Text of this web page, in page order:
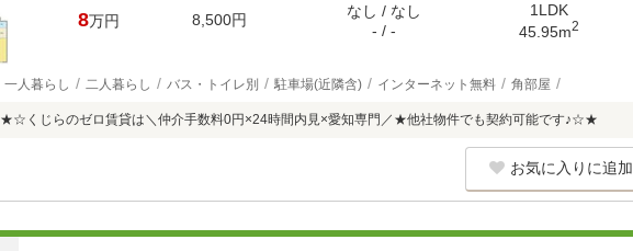
8万円 8,500円
なし / なし
- / -
1LDK
45.95m2
一人暮らし 二人暮らし バス・トイレ別 駐車場(近隣含) インターネット無料 角部屋
★☆くじらのゼロ賃貸は＼仲介手数料0円×24時間内見×愛知専門／★他社物件でも契約可能です♪☆★
お気に入りに追加